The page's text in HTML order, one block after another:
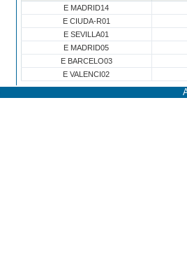
E MADRID14
E CIUDA-R01
E SEVILLA01
E MADRID05
E BARCELO03
E VALENCI02